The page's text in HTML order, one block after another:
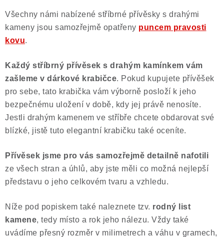
Všechny námi nabízené stříbrné přívěsky s drahými
kameny jsou samozřejmě opatřeny puncem pravosti
kovu.
Každý stříbrný přívěsek s drahým kamínkem vám
zašleme v dárkové krabičce. Pokud kupujete přívěšek
pro sebe, tato krabička vám výborně posloží k jeho
bezpečnému uložení v době, kdy jej právě nenosíte.
Jestli drahým kamenem ve stříbře chcete obdarovat své
blízké, jistě tuto elegantní krabičku také oceníte.
Přívěsek jsme pro vás samozřejmě detailně nafotili
ze všech stran a úhlů, aby jste měli co možná nejlepší
představu o jeho celkovém tvaru a vzhledu.
Níže pod popiskem také naleznete tzv. rodný list
kamene, tedy místo a rok jeho nálezu. Vždy také
uvádíme přesný rozměr v milimetrech a váhu v gramech,